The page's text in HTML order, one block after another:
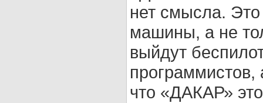
нет смысла.
машины, а не
выйдут
что «ДАКАР»